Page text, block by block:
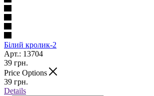
Білий кролик-2
Арт.: 13704
39 грн.
Price Options
39 грн.
Details